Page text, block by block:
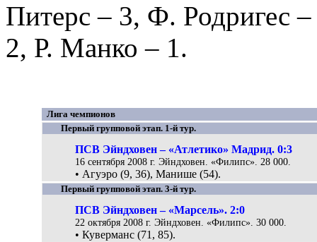
Питерс – 3, Ф. Родригес
2, Р. Манко – 1.
Лига чемпионов
Первый групповой этап. 1-й тур.
ПСВ Эйндховен – «Атлетико» Мадрид. 0:3
16 сентября 2008 г. Эйндховен. «Филипс». 28 000.
• Агуэро (9, 36), Манише (54).
Первый групповой этап. 3-й тур.
ПСВ Эйндховен – «Марсель». 2:0
22 октября 2008 г. Эйндховен. «Филипс». 30 000.
• Куверманс (71, 85).